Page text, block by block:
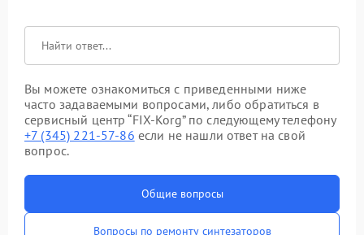
Вы можете ознакомиться с приведенными ниже
часто задаваемыми вопросами, либо обратиться в
сервисный центр “FIX-Korg” по следующему телефону
+7 (345) 221-57-86 если не нашли ответ на свой
вопрос.
Общие вопросы
Вопросы по ремонту синтезаторов